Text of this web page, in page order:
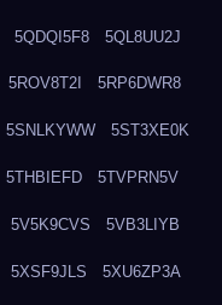
5QDQI5F8 5QL8UU2J
5ROV8T2I 5RP6DWR8
5SNLKYWW 5ST3XE0K
5THBIEFD 5TVPRN5V
5V5K9CVS 5VB3LIYB
5XSF9JLS 5XU6ZP3A